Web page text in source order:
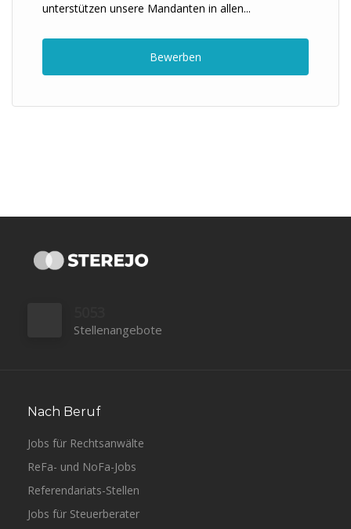
unterstützen unsere Mandanten in allen...
Bewerben
Stellenangebote
Nach Beruf
Jobs für Rechtsanwälte
ReFa- und NoFa-Jobs
Referendariats-Stellen
Jobs für Steuerberater